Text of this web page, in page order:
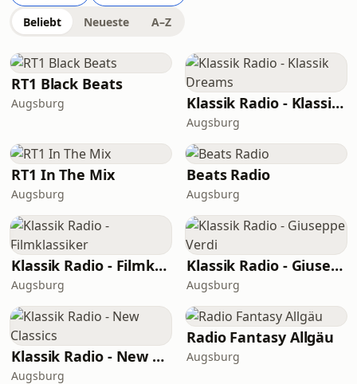
Beliebt Neueste A–Z
RT1 Black Beats
Augsburg Klassik Radio - Klassik Dreams
Augsburg
RT1 In The Mix
Augsburg
Beats Radio
Augsburg
Klassik Radio - Filmklassiker
Augsburg
Klassik Radio - Giuseppe Verdi
Augsburg
Klassik Radio - New Classics
Augsburg
Radio Fantasy Allgäu
Augsburg